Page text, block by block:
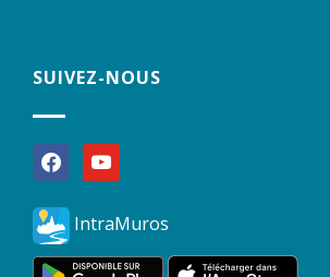
SUIVEZ-NOUS
facebookyoutube
IntraMuros